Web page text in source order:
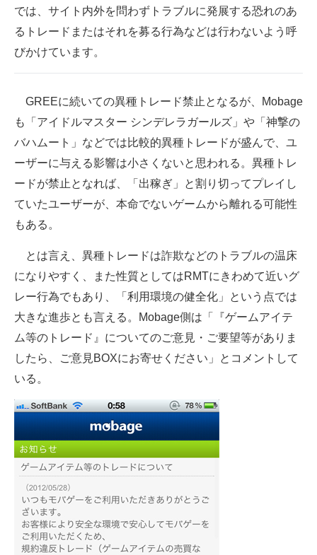
では、サイト内外を問わずトラブルに発展する恐れのあ
るトレードまたはそれを募る行為などは行わないよう呼
びかけています。
GREEに続いての異種トレード禁止となるが、Mobage
も「アイドルマスター シンデレラガールズ」や「神撃の
バハムート」などでは比較的異種トレードが盛んで、ユ
ーザーに与える影響は小さくないと思われる。異種トレ
ードが禁止となれば、「出稼ぎ」と割り切ってプレイし
ていたユーザーが、本命でないゲームから離れる可能性
もある。
とは言え、異種トレードは詐欺などのトラブルの温床
になりやすく、また性質としてはRMTにきわめて近いグ
レー行為でもあり、「利用環境の健全化」という点では
大きな進歩とも言える。Mobage側は「『ゲームアイテ
ム等のトレード』についてのご意見・ご要望等がありま
したら、ご意見BOXにお寄せください」とコメントして
いる。